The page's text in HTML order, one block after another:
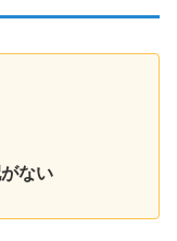
ない